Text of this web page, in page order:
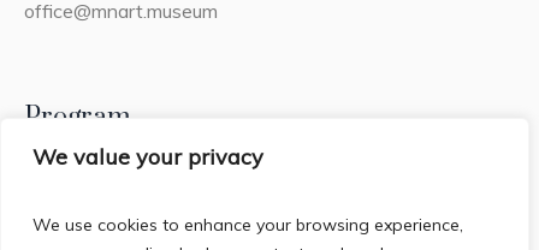
We value your privacy
We use cookies to enhance your browsing experience,
office@mnart.museum
Program
intrare)